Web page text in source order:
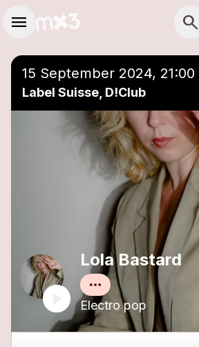
menu search
15 September 2024, 21:00
Label Suisse, D!Club
Lola Bastard
Electro pop
Einer Playlist hinzufügen